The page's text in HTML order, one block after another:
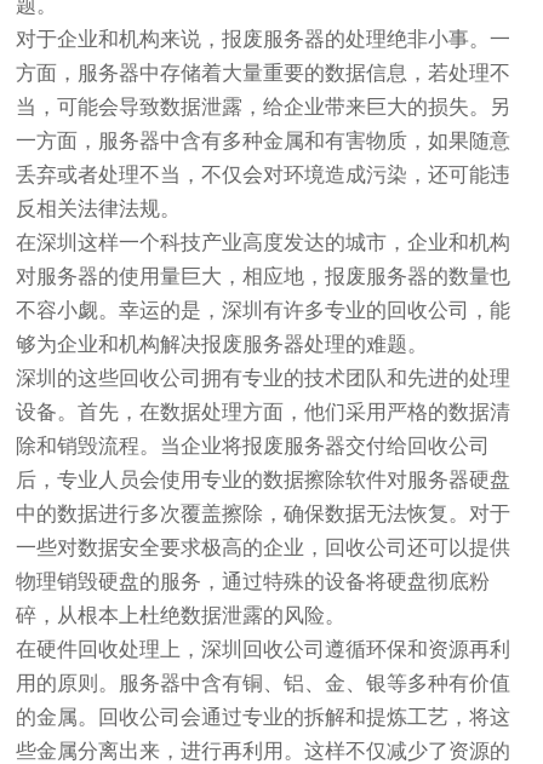
题。
对于企业和机构来说，报废服务器的处理绝非小事。一
方面，服务器中存储着大量重要的数据信息，若处理不
当，可能会导致数据泄露，给企业带来巨大的损失。另
一方面，服务器中含有多种金属和有害物质，如果随意
丢弃或者处理不当，不仅会对环境造成污染，还可能违
反相关法律法规。
在深圳这样一个科技产业高度发达的城市，企业和机构
对服务器的使用量巨大，相应地，报废服务器的数量也
不容小觑。幸运的是，深圳有许多专业的回收公司，能
够为企业和机构解决报废服务器处理的难题。
深圳的这些回收公司拥有专业的技术团队和先进的处理
设备。首先，在数据处理方面，他们采用严格的数据清
除和销毁流程。当企业将报废服务器交付给回收公司
后，专业人员会使用专业的数据擦除软件对服务器硬盘
中的数据进行多次覆盖擦除，确保数据无法恢复。对于
一些对数据安全要求极高的企业，回收公司还可以提供
物理销毁硬盘的服务，通过特殊的设备将硬盘彻底粉
碎，从根本上杜绝数据泄露的风险。
在硬件回收处理上，深圳回收公司遵循环保和资源再利
用的原则。服务器中含有铜、铝、金、银等多种有价值
的金属。回收公司会通过专业的拆解和提炼工艺，将这
些金属分离出来，进行再利用。这样不仅减少了资源的